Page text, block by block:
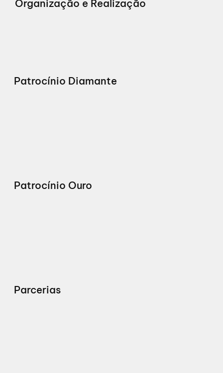
Organização e Realização
Patrocínio Diamante
Patrocínio Ouro
Parcerias